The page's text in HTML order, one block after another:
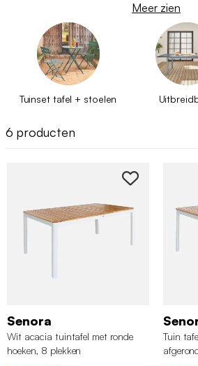
zomerse lunches en diners. Bekijk
tegen de beste
Meer zien
Tuinset tafel + stoelen
6 producten
Senora
Wit acacia tuintafel met ronde
hoeken, 8 plekken
Tuin